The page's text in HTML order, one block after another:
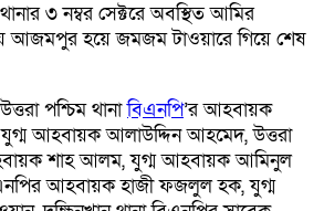
৩ নম্বর সেক্টরে অবস্থিত আমির
আজমপুর হয়ে জমজম টাওয়ারে গিয়ে শেষ
পশ্চিম থানাবিএনপি’র আহবায়ক
আহবায়ক আলাউদ্দিন আহমেদ, উত্তরা
শাহ আলম, যুগ্ম আহবায়ক আমিনুল
আহবায়ক হাজী ফজলুল হক, যুগ্ম